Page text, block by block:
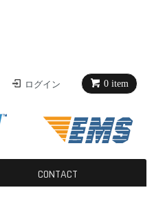
0 item
ログイン
CONTACT